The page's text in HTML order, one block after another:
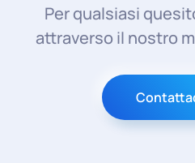
Per qualsiasi
attraverso il nostro